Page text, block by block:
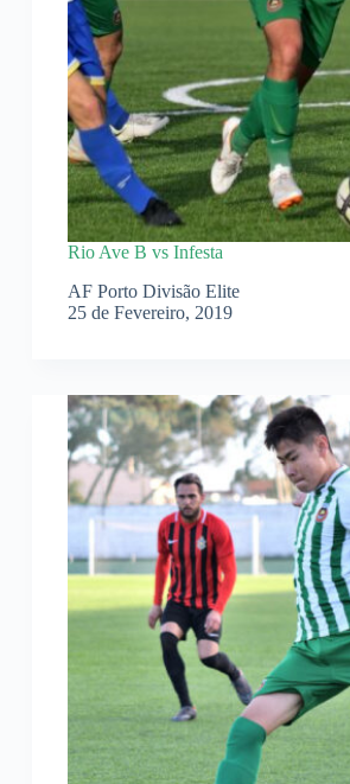
Rio Ave B vs Infesta
AF Porto Divisão Elite
25 de Fevereiro, 2019